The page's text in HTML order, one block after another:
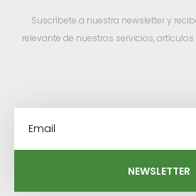
Suscríbete a nuestra newsletter y
relevante de nuestros servicios,
NEWSLETTER